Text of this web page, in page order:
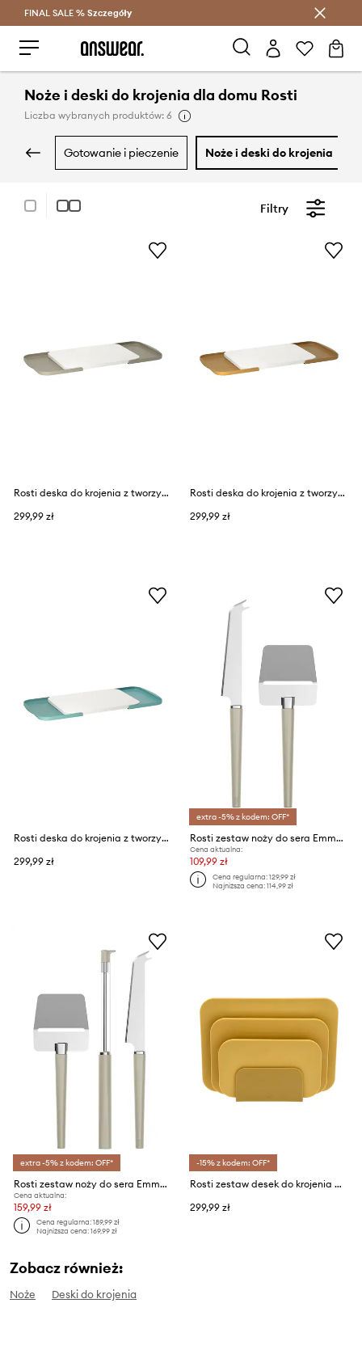
Oszczędzaj z Answear Club >
FINAL SALE % Szczegóły
Noże i deski do krojenia dla domu Rosti
Liczba wybranych produktów: 6
gotowanie i pieczenie noże i deski do krojenia
Filtry
Rosti deska do krojenia z tworzywa sztucznego 39,5 x 26,8 cm
299,99 zł
Rosti deska do krojenia z tworzywa sztucznego 39,5 x 26,8 cm
299,99 zł
Rosti deska do krojenia z tworzywa sztucznego 39,5 x 26,8 cm
299,99 zł
extra -5% z kodem: OFF*
Rosti zestaw noży do sera Emma 2-pack
Cena aktualna:
109,99 zł
Cena regularna:129,99 zł
Najniższa cena:114,99 zł
extra -5% z kodem: OFF*
Rosti zestaw noży do sera Emma 3-pack
Cena aktualna:
159,99 zł
Cena regularna:189,99 zł
Najniższa cena:169,99 zł
-15% z kodem: OFF*
Rosti zestaw desek do krojenia Choptima 3-pack
299,99 zł
Zobacz również:
Noże Deski do krojenia